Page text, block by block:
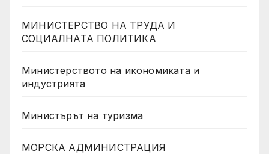
МИНИСТЕРСТВО НА ТРУДА И
СОЦИАЛНАТА ПОЛИТИКА
Министерството на икономиката и
индустрията
Министърът на туризма
МОРСКА АДМИНИСТРАЦИЯ